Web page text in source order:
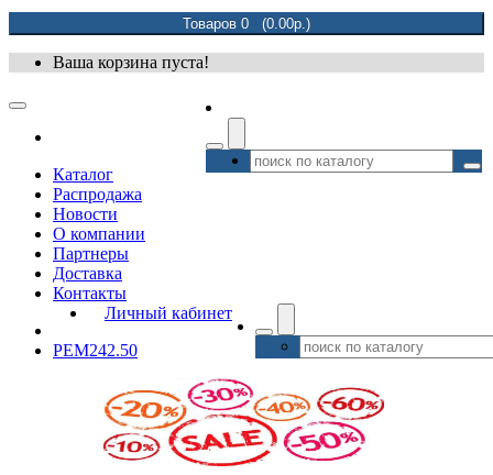
Товаров 0 (0.00р.)
Ваша корзина пуста!
Каталог
Распродажа
Новости
О компании
Партнеры
Доставка
Контакты
Личный кабинет
PEM242.50